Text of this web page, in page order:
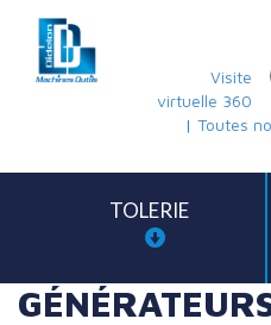
Visite
virtuelle 360
| Toutes
TOLERIE